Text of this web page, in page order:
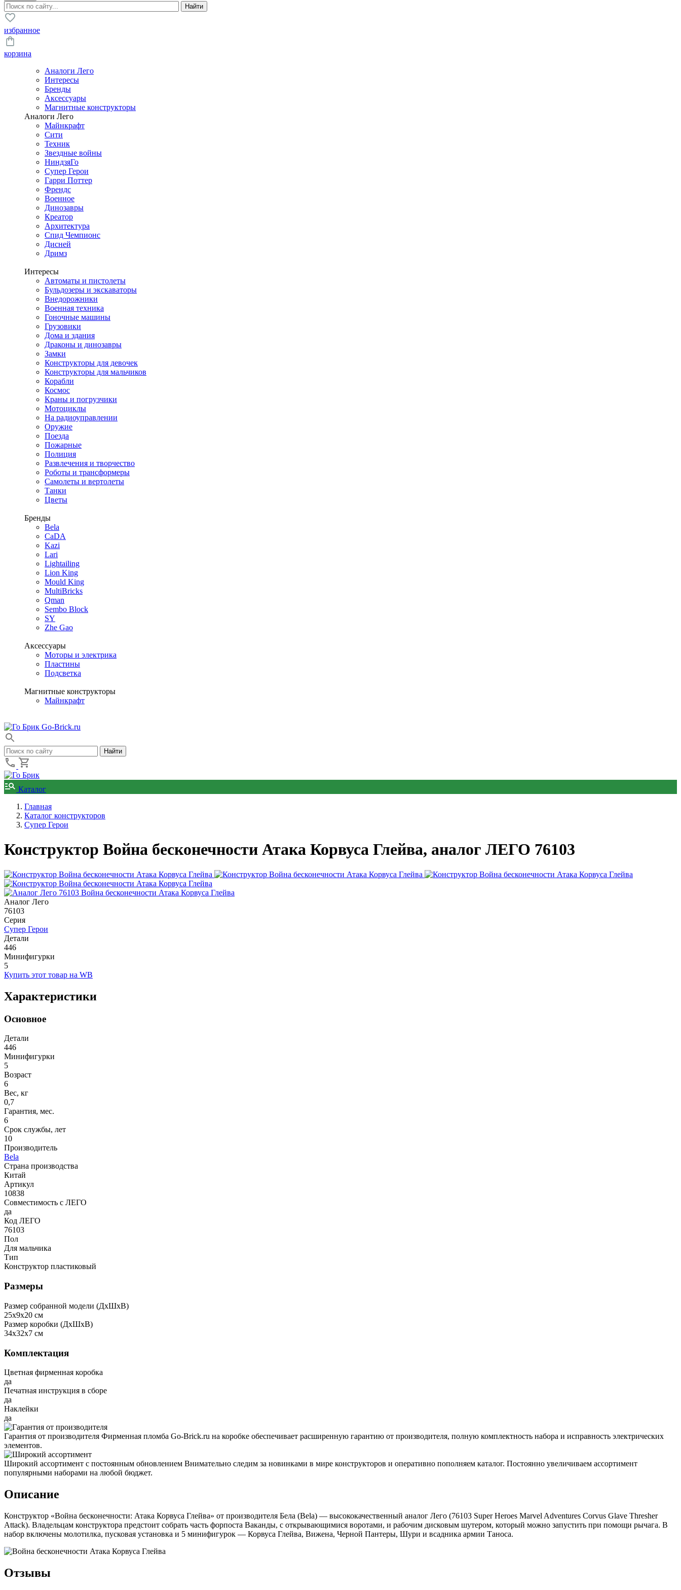
избранное
корзина
Аналоги Лего
Интересы
Бренды
Аксессуары
Магнитные конструкторы
Аналоги Лего
Майнкрафт
Сити
Техник
Звездные войны
НиндзяГо
Супер Герои
Гарри Поттер
Френдс
Военное
Динозавры
Креатор
Архитектура
Спид Чемпионс
Дисней
Дримз
Интересы
Автоматы и пистолеты
Бульдозеры и экскаваторы
Внедорожники
Военная техника
Гоночные машины
Грузовики
Дома и здания
Драконы и динозавры
Замки
Конструкторы для девочек
Конструкторы для мальчиков
Корабли
Космос
Краны и погрузчики
Мотоциклы
На радиоуправлении
Оружие
Поезда
Пожарные
Полиция
Развлечения и творчество
Роботы и трансформеры
Самолеты и вертолеты
Танки
Цветы
Бренды
Bela
CaDA
Kazi
Lari
Lightailing
Lion King
Mould King
MultiBricks
Qman
Sembo Block
SY
Zhe Gao
Аксессуары
Моторы и электрика
Пластины
Подсветка
Магнитные конструкторы
Майнкрафт
Go-Brick.ru
Каталог
Главная
Каталог конструкторов
Супер Герои
Конструктор Война бесконечности Атака Корвуса Глейва, аналог ЛЕГО 76103
Аналог Лего
76103
Серия
Супер Герои
Детали
446
Минифигурки
5
Купить этот товар на WB
Характеристики
Основное
Детали
446
Минифигурки
5
Возраст
6
Вес, кг
0,7
Гарантия, мес.
6
Срок службы, лет
10
Производитель
Bela
Страна производства
Китай
Артикул
10838
Совместимость с ЛЕГО
да
Код ЛЕГО
76103
Пол
Для мальчика
Тип
Конструктор пластиковый
Размеры
Размер собранной модели (ДxШxВ)
25x9x20 см
Размер коробки (ДxШxВ)
34x32x7 см
Комплектация
Цветная фирменная коробка
да
Печатная инструкция в сборе
да
Наклейки
да
Гарантия от производителя Фирменная пломба Go-Brick.ru на коробке обеспечивает расширенную гарантию от производителя, полную комплектность набора и исправность электрических
элементов.
Широкий ассортимент с постоянным обновлением Внимательно следим за новинками в мире конструкторов и оперативно пополняем каталог. Постоянно увеличиваем ассортимент
популярными наборами на любой бюджет.
Описание
Конструктор «Война бесконечности: Атака Корвуса Глейва» от производителя Бела (Bela) — высококачественный аналог Лего (76103 Super Heroes Marvel Adventures Corvus Glave Thresher
Attack). Владельцам конструктора предстоит собрать часть форпоста Ваканды, с открывающимися воротами, и рабочим дисковым шутером, который можно запустить при помощи рычага. В
набор включены молотилка, пусковая установка и 5 минифигурок — Корвуса Глейва, Вижена, Черной Пантеры, Шури и всадника армии Таноса.
Отзывы